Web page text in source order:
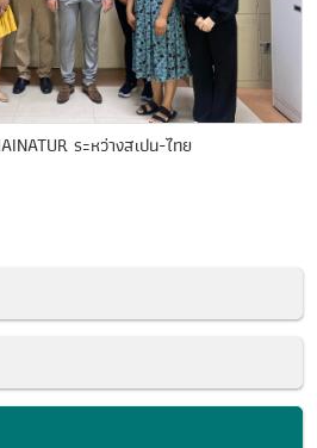
ระหว่างสเปน-ไทย